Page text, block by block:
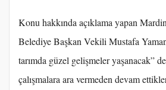
Konu hakkında açıklama yapan
Belediye Başkan Vekili Mustafa
tarımda güzel gelişmeler yaşanacak”
çalışmalara ara vermeden devam